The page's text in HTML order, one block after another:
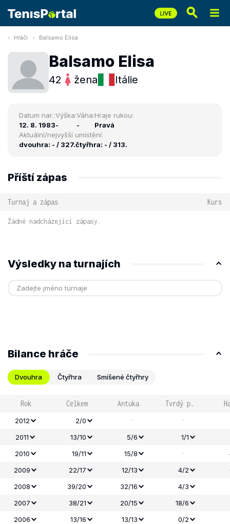
Hráči Balsamo Elisa
Balsamo Elisa
42 žena Itálie
Datum nar.:
12. 8. 1983
Výška:
-
Váha:
-
Hraje rukou:
Pravá
Aktuální/nejvyšší umístění:
dvouhra: - / 327.čtyřhra: - / 313.
Příští zápas
Turnaj a zápas Kurs
Žádné nadcházející zápasy.
Výsledky na turnajích
Bilance hráče
Dvouhra Čtyřhra Smíšené čtyřhry
Rok Celkem Antuka Tvrdý p.
2012 2/0 - -
2011
13/10 5/6 1/1
2010
19/11 15/8 -
2009
22/17 12/13 4/2
2008
39/20 32/16
4/3
2007
38/21 20/15
18/6
2006
13/16 13/13
0/2